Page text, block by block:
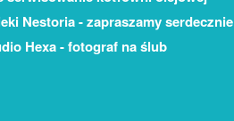
Nestoria - zapraszamy serdecznie
Hexa - fotograf na ślub